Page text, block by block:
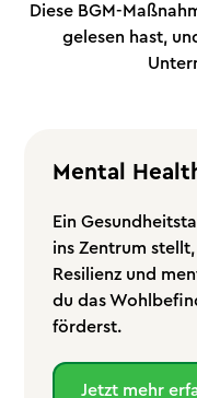
Diese BGM-
gelesen hast,
Mental
Ein
ins Zentrum
Resilienz und
du das
förderst.
Jetzt mehr